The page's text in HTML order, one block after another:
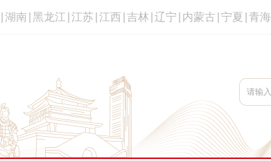
湖南 黑龙江 江苏 江西 吉林 辽宁 内蒙古 宁夏 青海